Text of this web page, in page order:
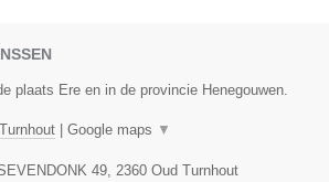
plaats Ere en in de provincie Henegouwen.
Google maps ▼
49, 2360 Oud Turnhout